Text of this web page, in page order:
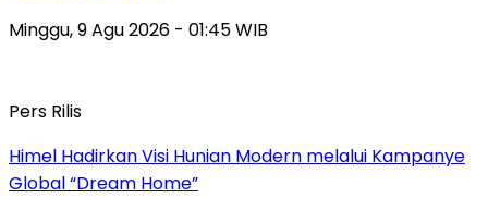
Minggu, 9 Agu 2026 - 01:45 WIB
Pers Rilis
Himel Hadirkan Visi Hunian Modern melalui Kampanye
Global “Dream Home”